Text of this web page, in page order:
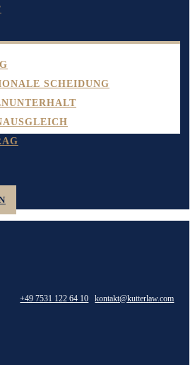
SCHEIDUNG
+49 7531 122 64 10 kontakt@kutterlaw.com